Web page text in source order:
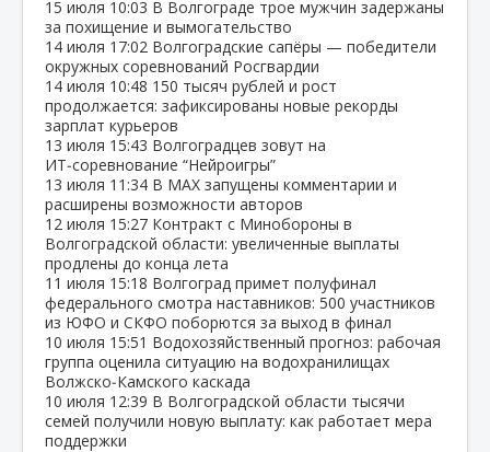
15 июля 10:03 В Волгограде трое мужчин задержаны
за похищение и вымогательство
14 июля 17:02 Волгоградские сапёры — победители
окружных соревнований Росгвардии
14 июля 10:48 150 тысяч рублей и рост
продолжается: зафиксированы новые рекорды
зарплат курьеров
13 июля 15:43 Волгоградцев зовут на
ИТ‑соревнование “Нейроигры”
13 июля 11:34 В МАХ запущены комментарии и
расширены возможности авторов
12 июля 15:27 Контракт с Минобороны в
Волгоградской области: увеличенные выплаты
продлены до конца лета
11 июля 15:18 Волгоград примет полуфинал
федерального смотра наставников: 500 участников
из ЮФО и СКФО поборются за выход в финал
10 июля 15:51 Водохозяйственный прогноз: рабочая
группа оценила ситуацию на водохранилищах
Волжско‑Камского каскада
10 июля 12:39 В Волгоградской области тысячи
семей получили новую выплату: как работает мера
поддержки